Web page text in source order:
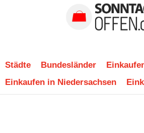
Städte Bundesländer
Einkaufen in Niedersachsen